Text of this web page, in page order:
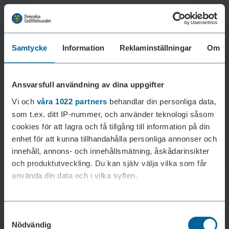
Samtycke Information Reklaminställningar Om
Ansvarsfull användning av dina uppgifter
Vi och våra 1022 partners behandlar din personliga data,
som t.ex. ditt IP-nummer, och använder teknologi såsom
cookies för att lagra och få tillgång till information på din
enhet för att kunna tillhandahålla personliga annonser och
innehåll, annons- och innehållsmätning, åskådarinsikter
och produktutveckling. Du kan själv välja vilka som får
använda din data och i vilka syften.
Med din tillåtelse skulle vi även vilja:
kan ha en noggrannhet på upp till flera meter
Nödvändig
Laddar reklam...